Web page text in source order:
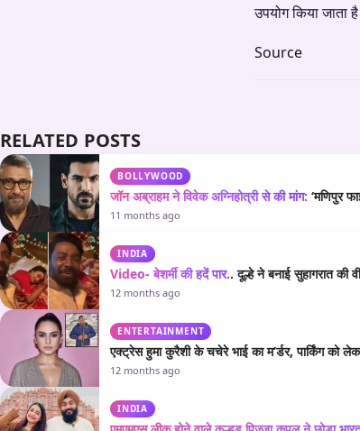
उपयोग किया जाता
Source
RELATED POSTS
BOLLYWOOD
जॉन अब्राहम ने विवेक अग्निहोत्री से की मांग: ‘मणिपुर
11 months ago
INDIA
Video- बेशर्मी की हदें पार.. दूल्हे ने बनाई सुहागरात की
12 months ago
ENTERTAINMENT
एक्ट्रेस हुमा कुरैशी के चचेरे भाई का म’र्डर, पार्किंग को
12 months ago
INDIA